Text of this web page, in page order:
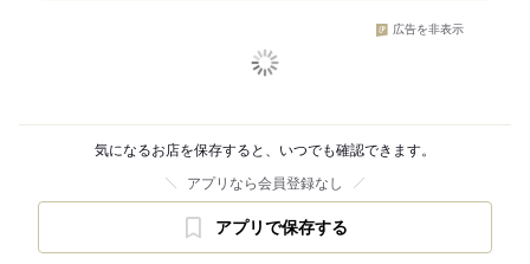
広告を非表示
気になるお店を保存すると、いつでも確認できます。
アプリなら会員登録なし
アプリで保存する